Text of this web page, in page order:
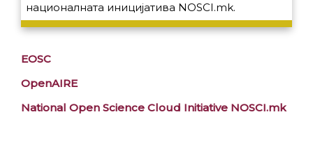
националната иницијатива NOSCI.mk.
EOSC
OpenAIRE
National Open Science Cloud Initiative NOSCI.mk